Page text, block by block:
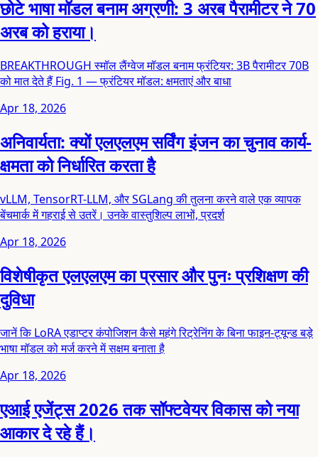
छोटे भाषा मॉडल बनाम अग्रणी: 3 अरब पैरामीटर ने 70
अरब को हराया।
BREAKTHROUGH स्मॉल लैंग्वेज मॉडल बनाम फ्रंटियर: 3B पैरामीटर 70B
को मात देते हैं Fig. 1 — फ्रंटियर मॉडल: क्षमताएं और बाधा
Apr 18, 2026
अनिवार्यता: क्यों एलएलएम सर्विंग इंजन का चुनाव कार्य-
क्षमता को निर्धारित करता है
vLLM, TensorRT-LLM, और SGLang की तुलना करने वाले एक व्यापक
बेंचमार्क में गहराई से उतरें। उनके वास्तुशिल्प लाभों, प्रदर्श
Apr 18, 2026
विशेषीकृत एलएलएम का प्रसार और पुनः प्रशिक्षण की
दुविधा
जानें कि LoRA एडाप्टर कंपोजिशन कैसे महंगे रिट्रेनिंग के बिना फाइन-ट्यून्ड बड़े
भाषा मॉडल को मर्ज करने में सक्षम बनाता है
Apr 18, 2026
एआई एजेंट्स 2026 तक सॉफ्टवेयर विकास को नया
आकार दे रहे हैं।